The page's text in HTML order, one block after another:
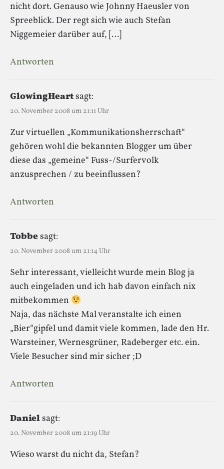
nicht dort. Genauso wie Johnny Haeusler von
Spreeblick. Der regt sich wie auch Stefan
Niggemeier darüber auf, […]
Antworten
GlowingHeartsagt:
20. November 2008 um 21:11 Uhr
Zur virtuellen „Kommunikationsherrschaft“
gehören wohl die bekannten Blogger um über
diese das „gemeine“ Fuss-/Surfervolk
anzusprechen / zu beeinflussen?
Antworten
Tobbesagt:
20. November 2008 um 21:14 Uhr
Sehr interessant, vielleicht wurde mein Blog ja
auch eingeladen und ich hab davon einfach nix
mitbekommen
Naja, das nächste Mal veranstalte ich einen
„Bier“gipfel und damit viele kommen, lade den Hr.
Warsteiner, Wernesgrüner, Radeberger etc. ein.
Viele Besucher sind mir sicher ;D
Antworten
Danielsagt:
20. November 2008 um 21:19 Uhr
Wieso warst du nicht da, Stefan?